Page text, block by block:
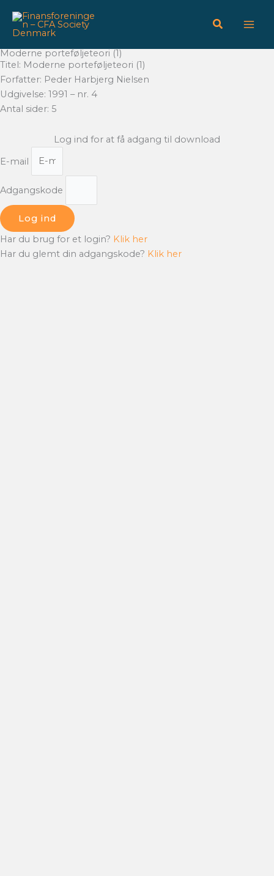
indholdet
Moderne porteføljeteori (1)
Titel: Moderne porteføljeteori (1)
Forfatter: Peder Harbjerg Nielsen
Udgivelse: 1991 – nr. 4
Antal sider: 5
Log ind for at få adgang til download
E-mail
Adgangskode
Log ind
Har du brug for et login? Klik her
Har du glemt din adgangskode? Klik her